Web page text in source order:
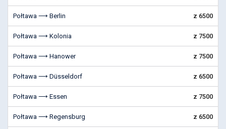
Połtawa ⟶ Berlin z 6500
Połtawa ⟶ Kolonia z 7500
Połtawa ⟶ Hanower z 7500
Połtawa ⟶ Düsseldorf z 6500
Połtawa ⟶ Essen z 7500
Połtawa ⟶ Regensburg z 6500